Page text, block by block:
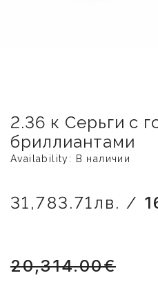
2.36 к Серьги с
бриллиантами
Availability: В наличии
31,783.71лв. /
20,314.00€